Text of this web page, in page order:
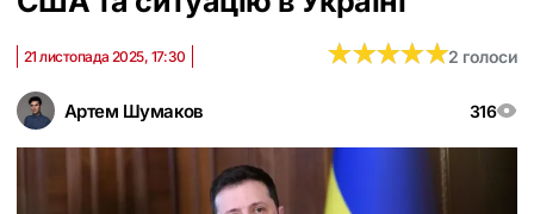
Артем Шумаков 316
21 листопада 2025, 17:30 ★★★★★
★★★★★2 голоси